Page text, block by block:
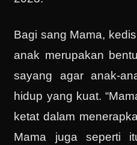
Bagi sang Mama,
anak merupakan
sayang agar anak-
hidup yang kuat.
ketat dalam
Mama juga seperti